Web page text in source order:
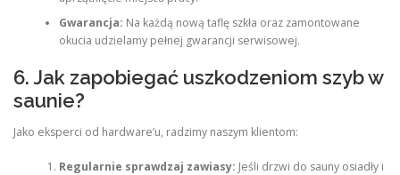
Gwarancja: Na każdą nową taflę szkła oraz zamontowane
okucia udzielamy pełnej gwarancji serwisowej.
6. Jak zapobiegać uszkodzeniom szyb w
saunie?
Jako eksperci od hardware’u, radzimy naszym klientom:
Regularnie sprawdzaj zawiasy: Jeśli drzwi do sauny osiadły i